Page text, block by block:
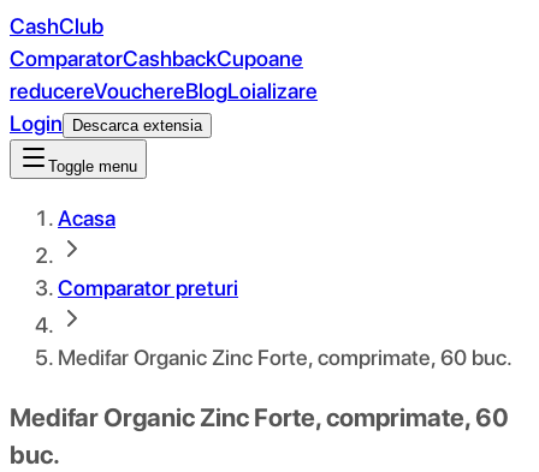
CashClub
ComparatorCashbackCupoane
reducereVouchereBlogLoializare
Login
Descarca extensia
Toggle menu
Acasa
Comparator preturi
Medifar Organic Zinc Forte, comprimate, 60 buc.
Medifar Organic Zinc Forte, comprimate, 60
buc.